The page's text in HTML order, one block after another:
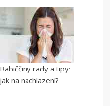
Babiččiny rady a tipy:
jak na nachlazení?